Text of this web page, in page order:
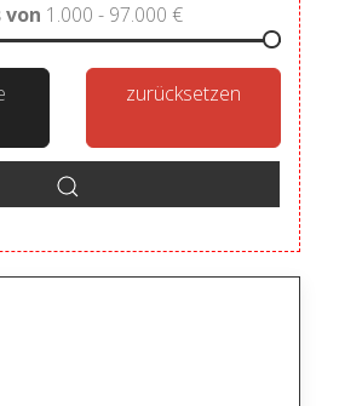
von 1.000 - 97.000 €
zurücksetzen